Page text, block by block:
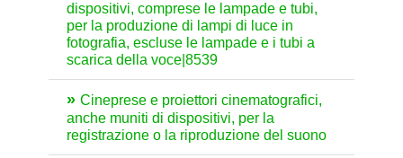
dispositivi, comprese le lampade e tubi,
per la produzione di lampi di luce in
fotografia, escluse le lampade e i tubi a
scarica della voce|8539
Cineprese e proiettori cinematografici,
anche muniti di dispositivi, per la
registrazione o la riproduzione del suono